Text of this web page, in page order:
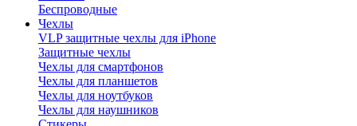
Беспроводные
Чехлы
VLP защитные чехлы для iPhone
Защитные чехлы
Чехлы для смартфонов
Чехлы для планшетов
Чехлы для ноутбуков
Чехлы для наушников